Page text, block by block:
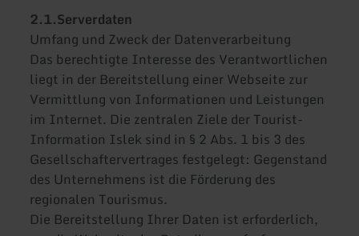
2.1.Serverdaten
Umfang und Zweck der Datenverarbeitung
Das berechtigte Interesse des Verantwortlichen
liegt in der Bereitstellung einer Webseite zur
Vermittlung von Informationen und Leistungen
im Internet. Die zentralen Ziele der Tourist-
Information Islek sind in § 2 Abs. 1 bis 3 des
Gesellschaftervertrages festgelegt: Gegenstand
des Unternehmens ist die Förderung des
regionalen Tourismus.
Die Bereitstellung Ihrer Daten ist erforderlich,